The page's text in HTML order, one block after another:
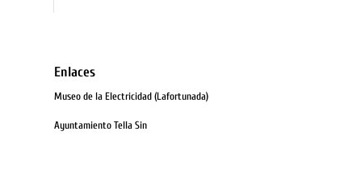
Enlaces
Museo de la Electricidad (Lafortunada)
Ayuntamiento Tella Sin